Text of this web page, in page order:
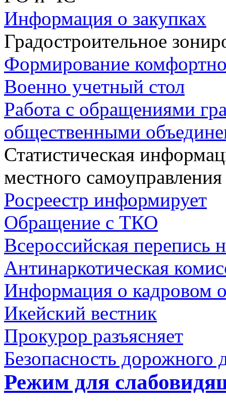
Информация о закупках
Градостроительное
Формирование
Военно учетный стол
Работа с обращениями
общественными
Статистическая
местного самоуправления
Росреестр информирует
Обращение с ТКО
Всероссийская перепись
Антинаркотическая
Информация о кадровом
Икейский вестник
Прокурор разъясняет
Безопасность дорожного
Режим для